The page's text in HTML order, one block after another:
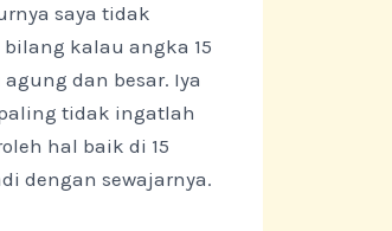
saya tidak
kalau angka 15
dan besar. Iya
tidak ingatlah
hal baik di 15
dengan sewajarnya.